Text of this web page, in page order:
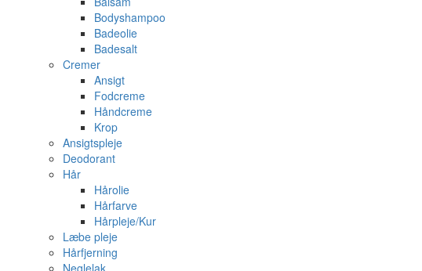
Bodyshampoo
Badeolie
Badesalt
Cremer
Ansigt
Fodcreme
Håndcreme
Krop
Ansigtspleje
Deodorant
Hår
Hårolie
Hårfarve
Hårpleje/Kur
Læbe pleje
Hårfjerning
Neglelak